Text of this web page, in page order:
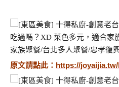
原文請點此： https://joyaijia.tw/